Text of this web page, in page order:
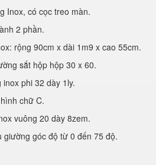
Inox, có cọc treo màn.
2 phần.
rộng 90cm x dài 1m9 x cao 55cm.
sắt hộp hộp 30 x 60.
phi 32 dày 1ly.
chữ C.
vuông 20 dày 8zem.
giường góc độ từ 0 đến 75 độ.